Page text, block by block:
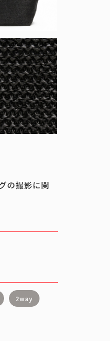
の撮影に関
2way